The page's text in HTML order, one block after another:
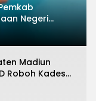
Negeri
Madiun
Roboh Kades
Pribadi